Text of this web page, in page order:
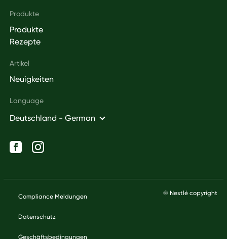
Produkte
Produkte
Rezepte
Artikel
Neuigkeiten
Language
Deutschland - German
Compliance Meldungen
Datenschutz
Geschäftsbedingungen
© Nestlé copyright